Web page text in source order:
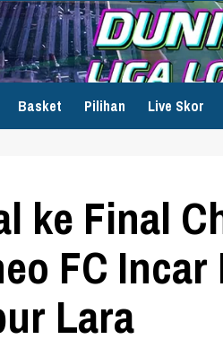
Basket Pilihan Live Skor
ke Final
FC
Lara